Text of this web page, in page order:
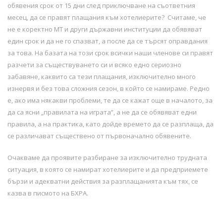
обявения срок от 15 дни след приключване на съответния
месец, да се правят плащания към хотелиерите? Считаме, че
не е коректно МТ и други държавни институции да обявяват
един срок и да не го спазват, а после да се търсят оправдания
за това. На базата на този срок всички наши членове си правят
разчети за съществуването си и всяко едно сериозно
забавяне, каквито са тези плащания, изключително много
изнервя и без това сложния сезон, в който се намираме. Редно
е, ако има някакви проблеми, те да се кажат още в началото, за
да са ясни „правилата на играта”, а не да се обявяват едни
правила, а на практика, като дойде времето да се разплаща, да
се различават съществено от първоначално обявените.
Очакваме да проявите разбиране за изключително трудната
ситуация, в която се намират хотелиерите и да предприемете
бързи и адекватни действия за разплащанията към тях, се
казва в писмото на БХРА.